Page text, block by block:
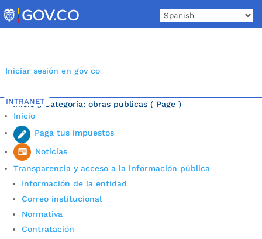
to
content
Iniciar sesión en gov co
INTRANET
Inicio
Paga tus impuestos
Noticias
Transparencia y acceso a la información pública
Información de la entidad
Correo institucional
Normativa
Contratación
Inicio 5 Categoría: obras publicas ( Page )
Última noticia.